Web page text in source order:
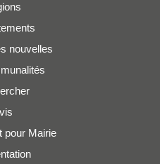
nouvelles
pour Mairie